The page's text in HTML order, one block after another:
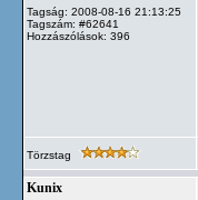
Tagság: 2008-08-16 21:13:25
Tagszám: #62641
Hozzászólások: 396
Törzstag
Kunix